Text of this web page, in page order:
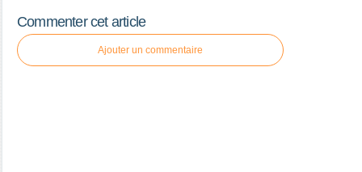
Commenter cet article
Ajouter un commentaire